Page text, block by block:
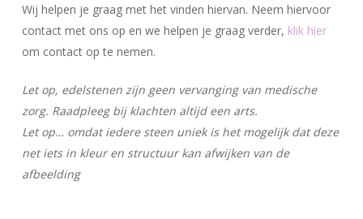
Wij helpen je graag met het vinden hiervan. Neem hiervoor
contact met ons op en we helpen je graag verder, klik hier
om contact op te nemen.
Let op, edelstenen zijn geen vervanging van medische
zorg. Raadpleeg bij klachten altijd een arts.
Let op… omdat iedere steen uniek is het mogelijk dat deze
net iets in kleur en structuur kan afwijken van de
afbeelding